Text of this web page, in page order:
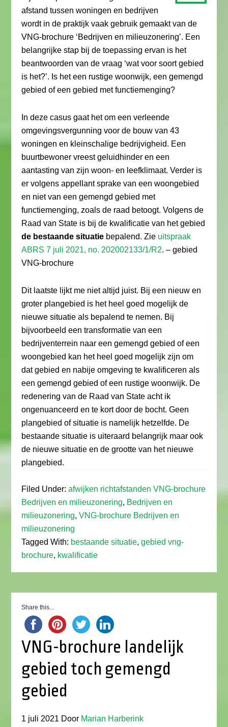
afstand tussen woningen en bedrijven
wordt in de praktijk vaak gebruik gemaakt van de
VNG-brochure ‘Bedrijven en milieuzonering’. Een
belangrijke stap bij de toepassing ervan is het
beantwoorden van de vraag ‘wat voor soort gebied
is het?’. Is het een rustige woonwijk, een gemengd
gebied of een gebied met functiemenging?
In deze casus gaat het om een verleende
omgevingsvergunning voor de bouw van 43
woningen en kleinschalige bedrijvigheid. Een
buurtbewoner vreest geluidhinder en een
aantasting van zijn woon- en leefklimaat. Verder is
er volgens appellant sprake van een woongebied
en niet van een gemengd gebied met
functiemenging, zoals de raad betoogt. Volgens de
Raad van State is bij de kwalificatie van het gebied
de bestaande situatie bepalend. Zie uitspraak
ABRS 7 juli 2021, no. 202002133/1/R2. – gebied
VNG-brochure
Dit laatste lijkt me niet altijd juist. Bij een nieuw en
groter plangebied is het heel goed mogelijk de
nieuwe situatie als bepalend te nemen. Bij
bijvoorbeeld een transformatie van een
bedrijventerrein naar een gemengd gebied of een
woongebied kan het heel goed mogelijk zijn om
dat gebied en nabije omgeving te kwalificeren als
een gemengd gebied of een rustige woonwijk. De
redenering van de Raad van State acht ik
ongenuanceerd en te kort door de bocht. Geen
plangebied of situatie is namelijk hetzelfde. De
bestaande situatie is uiteraard belangrijk maar ook
de nieuwe situatie en de grootte van het nieuwe
plangebied.
Filed Under:afwijken richtafstanden VNG-brochure
Bedrijven en milieuzonering, Bedrijven en
milieuzonering,VNG-brochure Bedrijven en
milieuzonering
Tagged With: bestaande situatie,gebied vng-
brochure, kwalificatie
Share this...
VNG-brochure landelijk
gebied toch gemengd
gebied
1 juli 2021 Door Marian Harberink